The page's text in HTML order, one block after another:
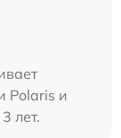
Polaris и
лет.